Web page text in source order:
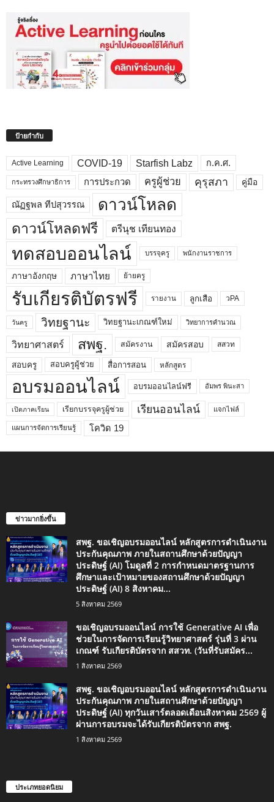
ป้ายกำกับ
Active Learning COVID-19 Starfish Labz ก.ค.ศ.
กระทรวงศึกษาธิการ การประกวด ครูผู้ช่วย คุรุสภา คู่มือ
ณัฏฐพล ทีปสุวรรณ ดาวน์โหลด
ดาวน์โหลดฟรี ตรีนุช เทียนทอง
ทดสอบออนไลน์ บรรจุครู พนักงานราชการ
ภาษาอังกฤษ ภาษาไทย ย้ายครู
รับเกียรติบัตรฟรี รายงาน ลูกเสือ วPA
วันครู วิทยฐานะ วิทยฐานะเกณฑ์ใหม่ วิทยาการคำนวณ
วิทยาศาสตร์ สพฐ. สมัครงาน สมัครสอบ สสวท
สอบครู สอบครูผู้ช่วย สื่อการสอน หลักสูตร
อบรมออนไลน์ อบรมออนไลน์ฟรี อัมพร พินะสา
เปิดภาคเรียน เรียกบรรจุครูผู้ช่วย เรียนออนไลน์ แจกไฟล์
แผนการจัดการเรียนรู้ โควิด 19
ข่าวมากยิ่งขึ้น
สพฐ. ขอเชิญอบรมออนไลน์ หลักสูตรการดำเนินงาน
ประกันคุณภาพ ภายในสถานศึกษาด้วยปัญญา
ประดิษฐ์ (AI) โมดูลที่ 2 การกำหนดมาตรฐานการ
ศึกษาและเป้าหมายของสถานศึกษาด้วยปัญญา
ประดิษฐ์ (AI) 8 สิงหาคม...
5 สิงหาคม 2569
ขอเชิญอบรมออนไลน์ การใช้ Generative AI เพื่อ
ช่วยในการจัดการเรียนรู้วิทยาศาสตร์ รุ่นที่ 3 ผ่าน
เกณฑ์ รับเกียรติบัตรจาก สสวท. (วันที่รับสมัคร...
1 สิงหาคม 2569
สพฐ. ขอเชิญอบรมออนไลน์ หลักสูตรการดำเนินงาน
ประกันคุณภาพ ภายในสถานศึกษาด้วยปัญญา
ประดิษฐ์ (AI) ทุกวันเสาร์ตลอดเดือนสิงหาคม 2569 ผู้
ผ่านการอบรมจะได้รับเกียรติบัตรจาก สพฐ.
1 สิงหาคม 2569
ประเภทยอดนิยม